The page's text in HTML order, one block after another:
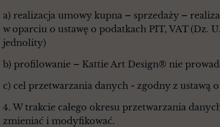
a) realizacja umowy kupna – sprzedaży –
w oparciu o ustawę o podatkach PIT, VAT (Dz.
jednolity)
b) profilowanie – Kattie Art Design® nie
c) cel przetwarzania danych - zgodny z ustawą
4. W trakcie całego okresu przetwarzania
zmieniać i modyfikować.